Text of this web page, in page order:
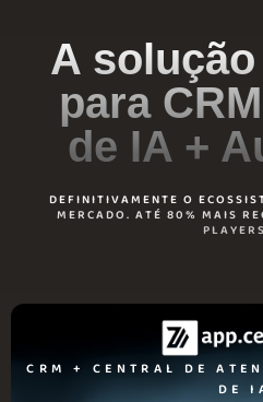
A
para
de IA +
DEFINITIVAMENTE O
MERCADO. ATÉ 80% MAIS
CRM + CENTRAL DE
DE